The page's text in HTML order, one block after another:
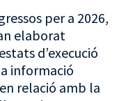
per a 2026,
elaborat
d’execució
informació
relació amb la